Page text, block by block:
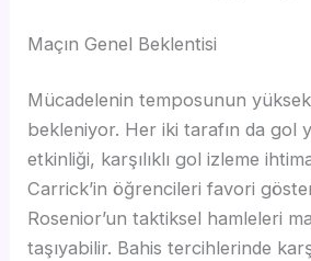
Maçın Genel Beklentisi
Mücadelenin temposunun yüksek
bekleniyor. Her iki tarafın da gol
etkinliği, karşılıklı gol izleme
Carrick’in öğrencileri favori
Rosenior’un taktiksel hamleleri
taşıyabilir. Bahis tercihlerinde